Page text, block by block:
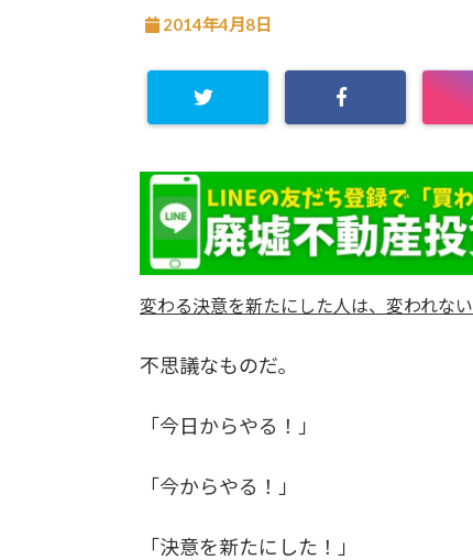
2014年4月8日
変わる決意を新たにした人は、変われない
不思議なものだ。
「今日からやる！」
「今からやる！」
「決意を新たにした！」